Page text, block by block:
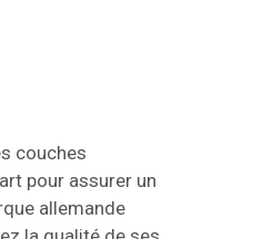
couches
pour assurer un
allemande